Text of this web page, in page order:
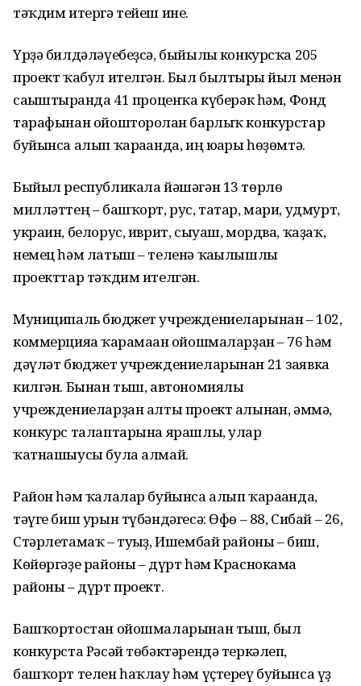
тәҡдим итергә тейеш ине.
Үрҙә билдәләүебеҙсә, быйылғы конкурсҡа 205
проект ҡабул ителгән. Был былтырғы йыл менән
сағыштырғанда 41 проценҡа күберәк һәм, Фонд
тарафынан ойошторолған барлыҡ конкурстар
буйынса алып ҡарағанда, иң юғары һөҙөмтә.
Быйыл республикала йәшәгән 13 төрлө
милләттең – башҡорт, рус, татар, мари, удмурт,
украин, белорус, иврит, сыуаш, мордва, ҡаҙаҡ,
немец һәм латыш – теленә ҡағылышлы
проекттар тәҡдим ителгән.
Муниципаль бюджет учреждениеларынан – 102,
коммерцияға ҡарамаған ойошмаларҙан – 76 һәм
дәүләт бюджет учреждениеларынан 21 заявка
килгән. Бынан тыш, автономиялы
учреждениеларҙан алты проект алынған, әммә,
конкурс талаптарына ярашлы, улар
ҡатнашыусы була алмай.
Район һәм ҡалалар буйынса алып ҡарағанда,
тәүге биш урын түбәндәгесә: Өфө – 88, Сибай – 26,
Стәрлетамаҡ – туғыҙ, Ишембай районы – биш,
Көйөргәҙе районы – дүрт һәм Краснокама
районы – дүрт проект.
Башҡортостан ойошмаларынан тыш, был
конкурста Рәсәй төбәктәрендә теркәлеп,
башҡорт телен һаҡлау һәм үҫтереү буйынса үҙ